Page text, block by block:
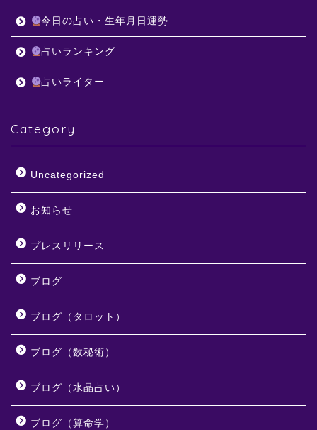
今日の占い・生年月日運勢
占いランキング
占いライター
Category
Uncategorized
お知らせ
プレスリリース
ブログ
ブログ（タロット）
ブログ（数秘術）
ブログ（水晶占い）
ブログ（算命学）